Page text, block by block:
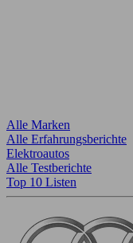
Alle Marken
Alle Erfahrungsberichte
Elektroautos
Alle Testberichte
Top 10 Listen